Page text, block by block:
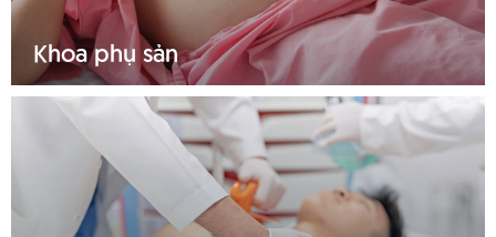
Khoa phụ sản
Tìm hiểu thêm